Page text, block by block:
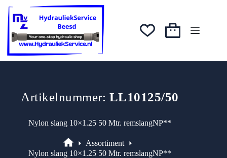
naar
inhoud
Winkelwagen
Artikelnummer: LL10125/50
Nylon slang 10×1.25 50 Mtr. remslangNP**
Assortiment
Assortiment
Nylon slang 10×1.25 50 Mtr. remslangNP**